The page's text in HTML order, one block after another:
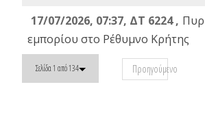
17/07/2026, 07:37, ΔΤ 6224 ,
εμπορίου στο Ρέθυμνο Κρήτης
Σελίδα 1 από 134 Προηγούμενο